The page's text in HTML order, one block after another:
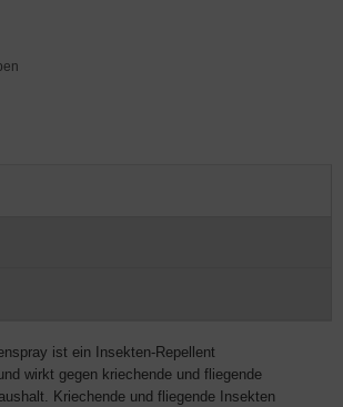
ist ein Insekten-Repellent
wirkt gegen kriechende und fliegende
Kriechende und fliegende Insekten